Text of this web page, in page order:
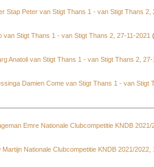
Stap Peter van Stigt Thans 1 - van Stigt Thans 2,
van Stigt Thans 1 - van Stigt Thans 2, 27-11-2021
Anatoli van Stigt Thans 1 - van Stigt Thans 2, 27-
Damien Come van Stigt Thans 1 - van Stigt
Emre Nationale Clubcompetitie KNDB 2021/
Nationale Clubcompetitie KNDB 2021/2022,